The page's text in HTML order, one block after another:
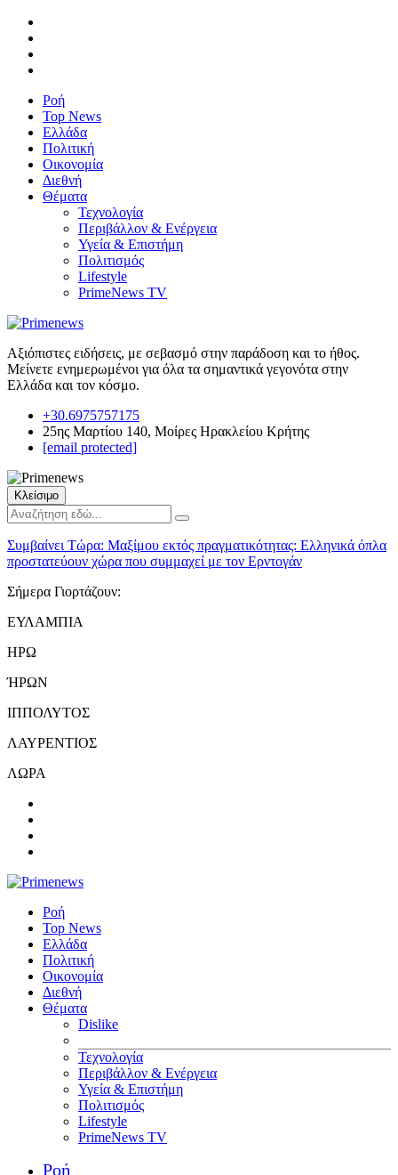
Ροή
Top News
Ελλάδα
Πολιτική
Οικονομία
Διεθνή
Θέματα
Τεχνολογία
Περιβάλλον & Ενέργεια
Υγεία & Επιστήμη
Πολιτισμός
Lifestyle
PrimeNews TV
Αξιόπιστες ειδήσεις, με σεβασμό στην παράδοση και το ήθος.
Μείνετε ενημερωμένοι για όλα τα σημαντικά γεγονότα στην
Ελλάδα και τον κόσμο.
+30.6975757175
25ης Μαρτίου 140, Μοίρες Ηρακλείου Κρήτης
[email protected]
Κλείσιμο
Συμβαίνει Τώρα: Μαξίμου εκτός πραγματικότητας: Ελληνικά όπλα
προστατεύουν χώρα που συμμαχεί με τον Ερντογάν
Σήμερα Γιορτάζουν:
ΕΥΛΑΜΠΙΑ
ΗΡΩ
ΉΡΩΝ
ΙΠΠΟΛΥΤΟΣ
ΛΑΥΡΕΝΤΙΟΣ
ΛΩΡΑ
Ροή
Top News
Ελλάδα
Πολιτική
Οικονομία
Διεθνή
Θέματα
Dislike
Τεχνολογία
Περιβάλλον & Ενέργεια
Υγεία & Επιστήμη
Πολιτισμός
Lifestyle
PrimeNews TV
Ροή